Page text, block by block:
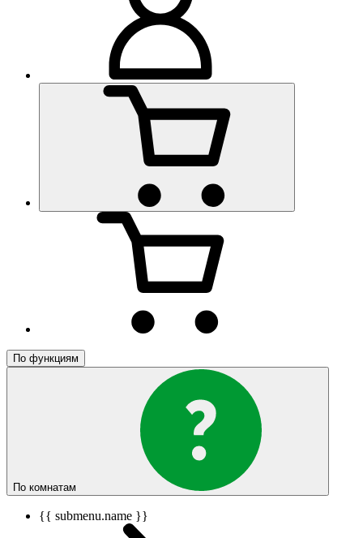
По функциям
По комнатам
{{ submenu.name }}